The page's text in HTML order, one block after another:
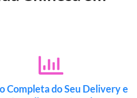
Completa do Seu Delivery e